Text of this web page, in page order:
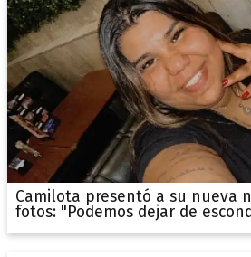
Camilota presentó a su nueva
fotos: "Podemos dejar de